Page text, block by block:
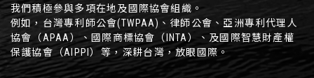
我們積極參與多項在地及國際協會組織。
例如，台灣專利師公會(TWPAA)、律師公會、亞洲專利代理人
協會（APAA）、國際商標協會（INTA）、及國際智慧財產權
保護協會（AIPPI）等，深耕台灣，放眼國際。